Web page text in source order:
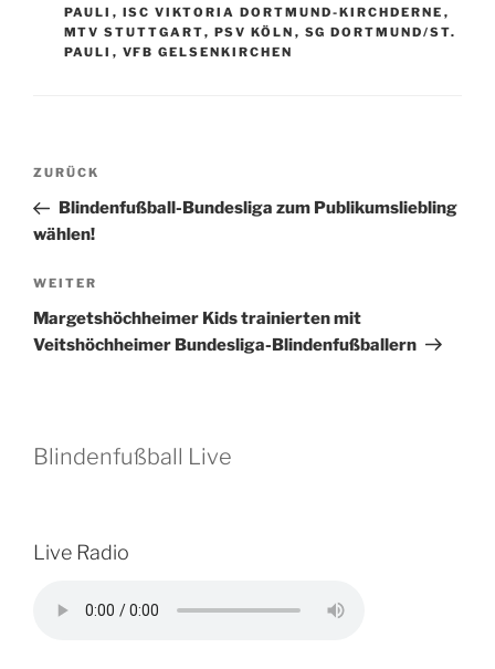
PAULI , ISC VIKTORIA DORTMUND-KIRCHDERNE ,
MTV STUTTGART, PSV KÖLN , SG DORTMUND/ST.
PAULI , VFB GELSENKIRCHEN
Beitragsnavigation
Vorheriger
Beitrag
ZURÜCK
Blindenfußball-Bundesliga zum Publikumsliebling
wählen!
Nächster
Beitrag
WEITER
Margetshöchheimer Kids trainierten mit
Veitshöchheimer Bundesliga-Blindenfußballern
Blindenfußball Live
Live Radio